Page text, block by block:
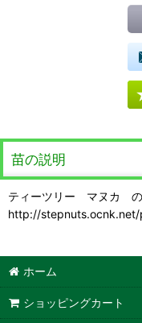
苗の説明
ティーツリー マヌカ の
http://
ホーム
ショッピングカート